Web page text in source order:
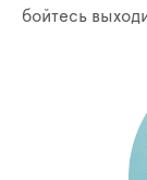
бойтесь